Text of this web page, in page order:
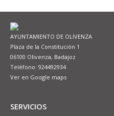
AYUNTAMIENTO DE OLIVENZA
Plaza de la Constitución 1
06100 Olivenza, Badajoz
Teléfono: 924492934
Ver en Google maps
SERVICIOS